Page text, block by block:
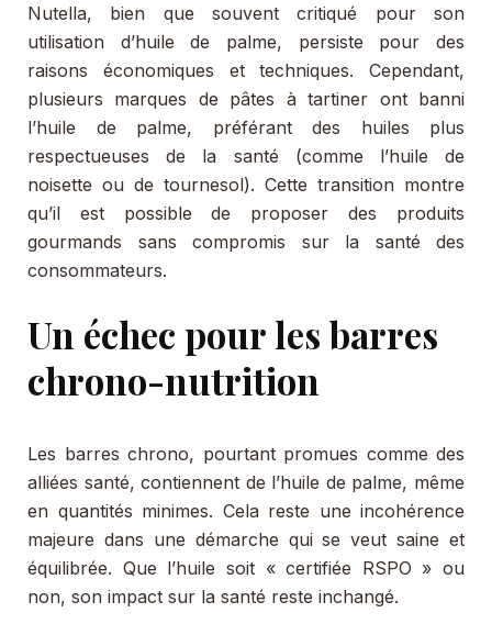
Nutella, bien que souvent critiqué pour son
utilisation d’huile de palme, persiste pour des
raisons économiques et techniques. Cependant,
plusieurs marques de pâtes à tartiner ont banni
l’huile de palme, préférant des huiles plus
respectueuses de la santé (comme l’huile de
noisette ou de tournesol). Cette transition montre
qu’il est possible de proposer des produits
gourmands sans compromis sur la santé des
consommateurs.
Un échec pour les barres
chrono-nutrition
Les barres chrono, pourtant promues comme des
alliées santé, contiennent de l’huile de palme, même
en quantités minimes. Cela reste une incohérence
majeure dans une démarche qui se veut saine et
équilibrée. Que l’huile soit « certifiée RSPO » ou
non, son impact sur la santé reste inchangé.